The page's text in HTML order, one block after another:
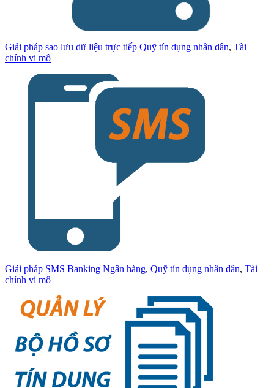
Giải pháp sao lưu dữ liệu trực tiếp Quỹ tín dụng nhân dân, Tài
chính vi mô
Giải pháp SMS Banking Ngân hàng, Quỹ tín dụng nhân dân, Tài
chính vi mô